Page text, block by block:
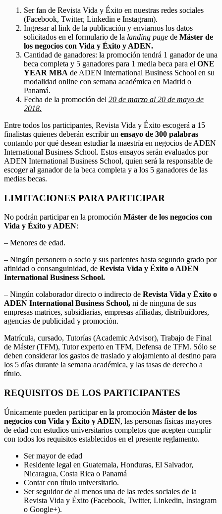
Ser fan de Revista Vida y Éxito en nuestras redes sociales
(Facebook, Twitter, Linkedin e Instagram).
Ingresar al link de la publicación y enviarnos los datos
solicitados en el formulario de la landing page de Máster de
los negocios con Vida y Éxito y ADEN.
Cantidad de ganadores: la promoción tendrá 1 ganador de una
beca completa y 5 ganadores para 1 media beca para el ONE
YEAR MBA de ADEN International Business School en su
modalidad online con semana académica en Madrid o
Panamá.
Fecha de la promoción del 20 de marzo al 20 de mayo de
2018.
Entre todos los participantes, Revista Vida y Éxito escogerá a 15
finalistas quienes deberán escribir un ensayo de 300 palabras
contando por qué desean estudiar la maestría en negocios de ADEN
International Business School. Estos ensayos serán evaluados por
ADEN International Business School, quien será la responsable de
escoger al ganador de la beca completa y a los 5 ganadores de las
medias becas.
LIMITACIONES PARA PARTICIPAR
No podrán participar en la promoción Máster de los negocios con
Vida y Éxito y ADEN:
– Menores de edad.
– Ningún personero o socio y sus parientes hasta segundo grado por
afinidad o consanguinidad, de Revista Vida y Éxito o ADEN
International Business School.
– Ningún colaborador directo o indirecto de Revista Vida y Éxito o
ADEN International Business School, ni de ninguna de sus
empresas matrices, subsidiarias, empresas afiliadas, distribuidores,
agencias de publicidad y promoción.
Matrícula, cursado, Tutorías (Academic Advisor), Trabajo de Final
de Máster (TFM), Tutor experto en TFM, Defensa de TFM. Sólo se
deben considerar los gastos de traslado y alojamiento al destino para
los 5 días durante la semana académica, y las tasas de derecho a
título.
REQUISITOS DE LOS PARTICIPANTES
Únicamente pueden participar en la promoción Máster de los
negocios con Vida y Éxito y ADEN, las personas físicas mayores
de edad con estudios universitarios completos que acepten cumplir
con todos los requisitos establecidos en el presente reglamento.
Ser mayor de edad
Residente legal en Guatemala, Honduras, El Salvador,
Nicaragua, Costa Rica o Panamá
Contar con título universitario.
Ser seguidor de al menos una de las redes sociales de la
Revista Vida y Éxito (Facebook, Twitter, Linkedin, Instagram
o Google+).